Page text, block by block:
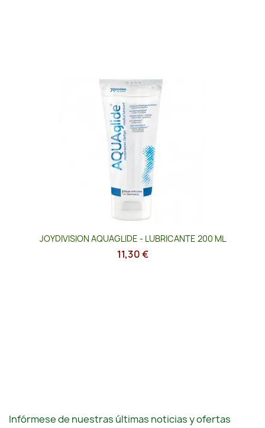
JOYDIVISION AQUAGLIDE - LUBRICANTE 200 ML
11,30 €
Infórmese de nuestras últimas noticias y ofertas